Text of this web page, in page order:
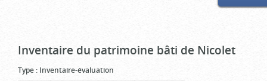
Inventaire du patrimoine bâti de Nicolet
Type : Inventaire-évaluation